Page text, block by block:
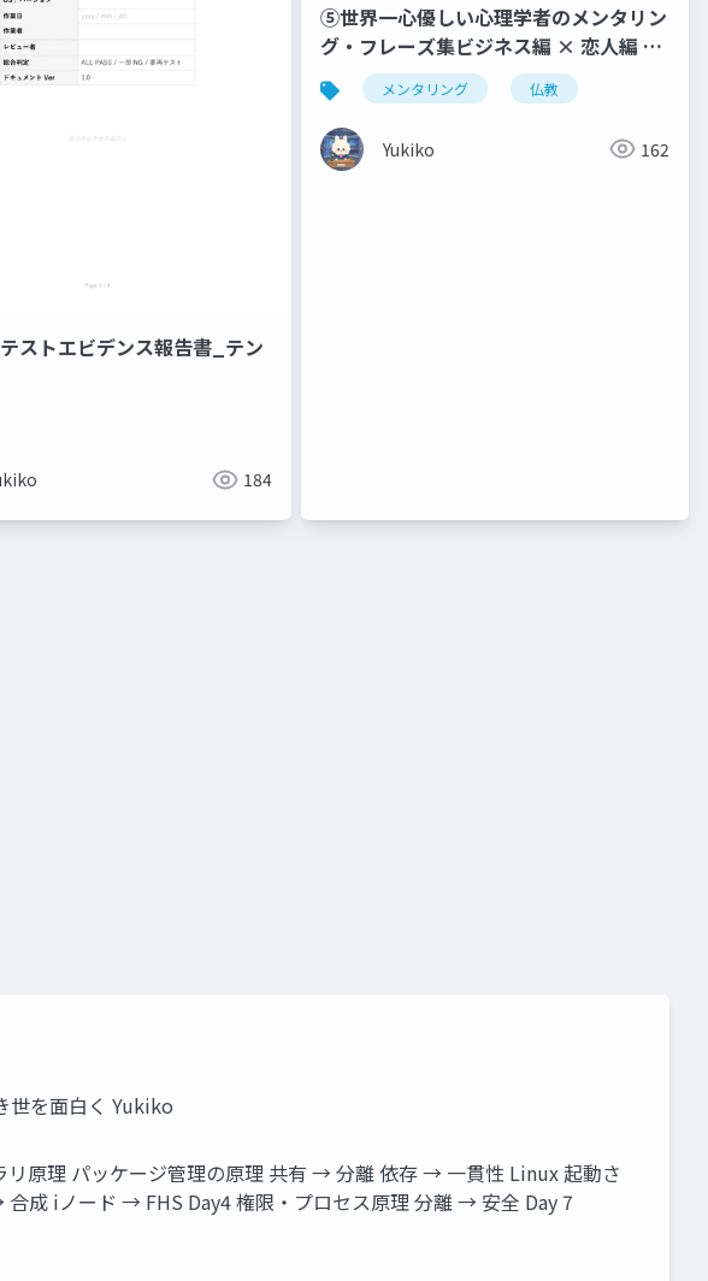
テストエビデンス報告書_テン
184
⑤世界一心優しい心理学者のメンタリン
グ・フレーズ集ビジネス編 × 恋人編 ×
浄土真宗のこころ _ Business ・
Romance ・ Words of Buddhist
Compassion
メンタリング 仏教
Yukiko 162
世を面白く Yukiko
原理 パッケージ管理の原理 共有 → 分離 依存 → 一貫性 Linux 起動さ
成 iノード → FHS Day4 権限・プロセス原理 分離 → 安全 Day 7